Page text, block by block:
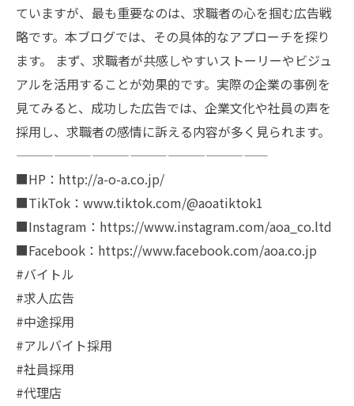
ていますが、最も重要なのは、求職者の心を掴む広告戦
略です。本ブログでは、その具体的なアプローチを探り
ます。 まず、求職者が共感しやすいストーリーやビジュ
アルを活用することが効果的です。実際の企業の事例を
見てみると、成功した広告では、企業文化や社員の声を
採用し、求職者の感情に訴える内容が多く見られます。
————————————————————
■HP：http://a-o-a.co.jp/
■TikTok：www.tiktok.com/@aoatiktok1
■Instagram：https://www.instagram.com/aoa_co.ltd
■Facebook：https://www.facebook.com/aoa.co.jp
#バイトル
#求人広告
#中途採用
#アルバイト採用
#社員採用
#代理店